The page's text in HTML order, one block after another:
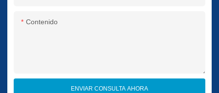
Contenido
ENVIAR CONSULTA AHORA